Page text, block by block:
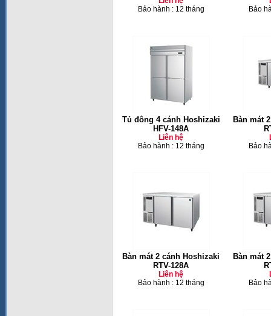
Bảo hành : 12 tháng
Bảo
Tủ đông 4 cánh Hoshizaki
HFV-148A
Liên hệ
Bảo hành : 12 tháng
Bàn mát
Bảo
Bàn mát 2 cánh Hoshizaki
RTV-128A
Liên hệ
Bảo hành : 12 tháng
Bàn mát
Bảo